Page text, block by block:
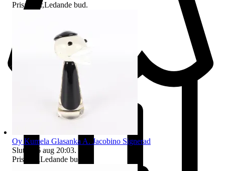
Pris: 46 kr,Ledande bud.
Oy Kumela Glasanka A. Jacobino Signerad
Sluttid
16 aug 20:03.
Pris:
,Ledande bud